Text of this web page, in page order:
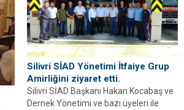
Silivri SİAD Yönetimi İtfaiye Grup
Amirliğini ziyaret etti.
Silivri SİAD Başkanı Hakan Kocabaş ve
Dernek Yönetimi ve bazı üyeleri ile